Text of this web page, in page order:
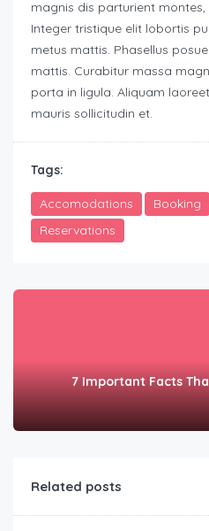
magnis dis parturient
Integer tristique elit lobortis
metus mattis. Phasellus
mattis. Curabitur massa
porta in ligula. Aliquam
mauris sollicitudin et.
Tags:
Accomodations Booking
Reservations
7 Important Facts
Related posts